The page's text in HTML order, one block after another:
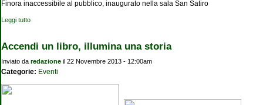
Finora inaccessibile al pubblico, inaugurato nella sala San Satiro
Leggi tutto
Accendi un libro, illumina una storia
Inviato da redazione il 22 Novembre 2013 - 12:00am
Categorie: Eventi